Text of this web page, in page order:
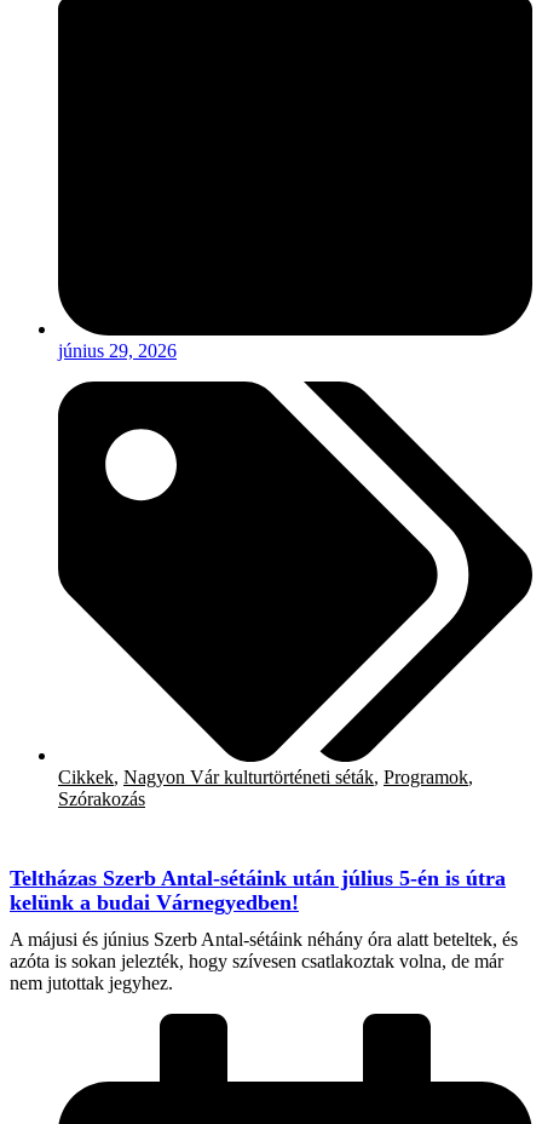
június 29, 2026
Cikkek, Nagyon Vár kulturtörténeti séták, Programok,
Szórakozás
Teltházas Szerb Antal-sétáink után július 5-én is útra
kelünk a budai Várnegyedben!
A májusi és június Szerb Antal-sétáink néhány óra alatt beteltek, és
azóta is sokan jelezték, hogy szívesen csatlakoztak volna, de már
nem jutottak jegyhez.